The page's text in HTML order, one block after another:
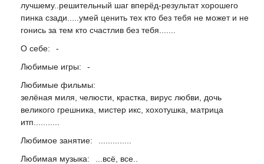
лучшему..решительный шаг вперёд-результат хорошего
пинка сзади.....умей ценить тех кто без тебя не может и не
гонись за тем кто счастлив без тебя.......
О себе:
-
Любимые игры:
-
Любимые фильмы:
зелёная миля, челюсти, крастка, вирус любви, дочь
великого грешника, мистер икс, хохотушка, матрица
итп...........
Любимое занятие:
Любимая музыка:
...всё, все..